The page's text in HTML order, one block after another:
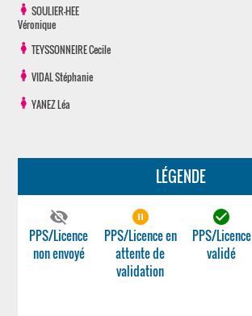
SOULIER-HEE
Véronique
TEYSSONNEIRECecile
VIDALStéphanie
YANEZLéa
LÉGENDE
visibility_off
PPS/Licence
non envoyé
pause_circle_filled
PPS/Licence en
attente de
validation
check_circle
PPS/Licence
validé